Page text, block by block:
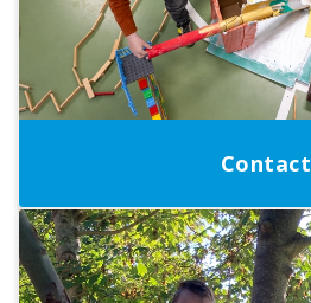
Contact